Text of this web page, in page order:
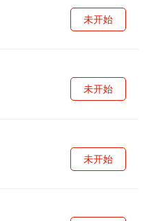
未开始
未开始
未开始